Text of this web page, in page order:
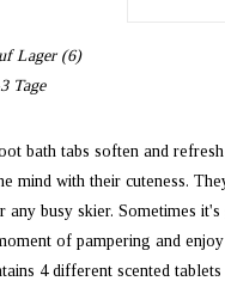
Lager(6)
Tage
bath tabs soften and
mind with their cuteness.
busy skier. Sometimes
of pampering and
4 different scented